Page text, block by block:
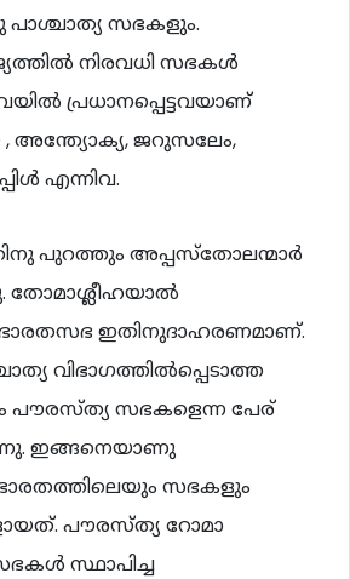
പാശ്ചാത്യ സഭകളും.
നിരവധി സഭകള്‍
പ്രധാനപ്പെട്ടവയാണ്
ജറുസലേം,
എന്നിവ.
പുറത്തും അപ്പസ്തോലന്മാര്‍
തോമാശ്ലീഹയാല്‍
ഇതിനുദാഹരണമാണ്.
വിഭാഗത്തില്‍പ്പെടാത്ത
പൗരസ്ത്യ സഭകളെന്ന പേര്
ഇങ്ങനെയാണു
സഭകളും
പൗരസ്ത്യ റോമാ
സ്ഥാപിച്ച